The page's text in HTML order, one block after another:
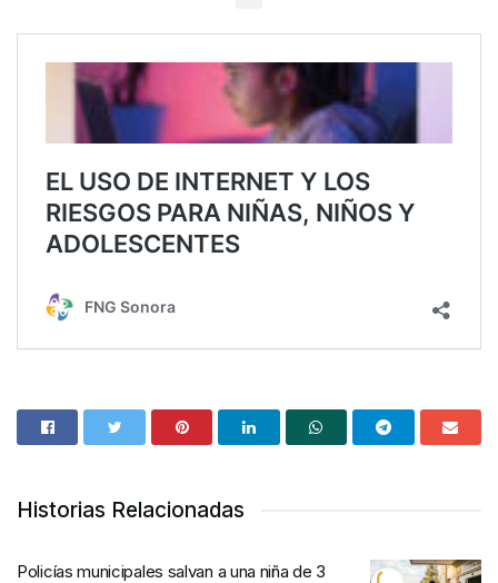
Historias Relacionadas
Policías municipales salvan a una niña de 3